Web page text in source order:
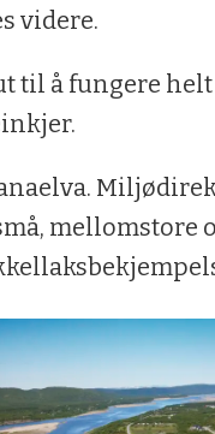
videre.
til å fungere
mellomstore